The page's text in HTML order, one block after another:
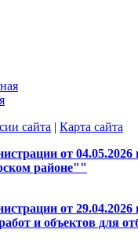
сайта | Карта сайта
от
районе""
от
и объектов для